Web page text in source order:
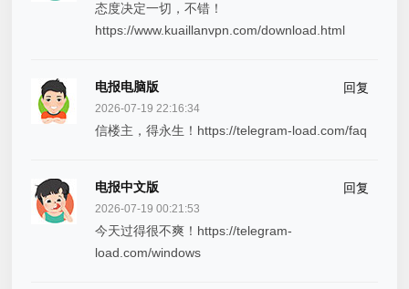
态度决定一切，不错！
https://www.kuaillanvpn.com/download.html
电报电脑版 回复
2026-07-19 22:16:34
信楼主，得永生！https://telegram-load.com/faq
电报中文版 回复
2026-07-19 00:21:53
今天过得很不爽！https://telegram-
load.com/windows